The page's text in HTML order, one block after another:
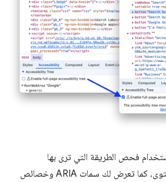
فحص الطريقة التي ترى بها
التكنولوجيا المساعِدة المحتوى، كما تعرض لك سمات ARIA وخصائص